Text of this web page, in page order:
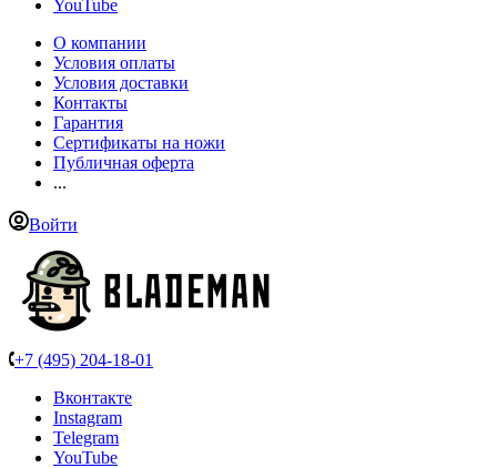
YouTube
О компании
Условия оплаты
Условия доставки
Контакты
Гарантия
Сертификаты на ножи
Публичная оферта
...
Войти
+7 (495) 204-18-01
Вконтакте
Instagram
Telegram
YouTube